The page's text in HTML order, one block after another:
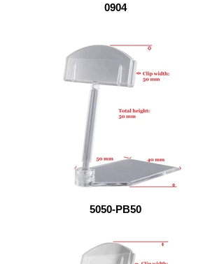
0904
5050-PB50